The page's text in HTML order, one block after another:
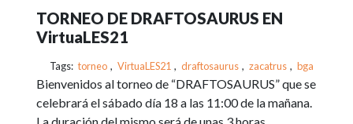
TORNEO DE DRAFTOSAURUS EN
VirtuaLES21
Tags: torneo , VirtuaLES21 , draftosaurus , zacatrus , bga
Bienvenidos al torneo de “DRAFTOSAURUS” que se
celebrará el sábado día 18 a las 11:00 de la mañana.